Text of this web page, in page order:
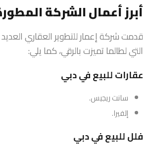
أبرز أعمال الشركة
قدمت شركة إعمار للتطوير العقاري
التي لطالما تميزت بالرقي، كما يلي:
عقارات للبيع في دبي
سانت ريجيس.
إلفيرا.
فلل للبيع في دبي